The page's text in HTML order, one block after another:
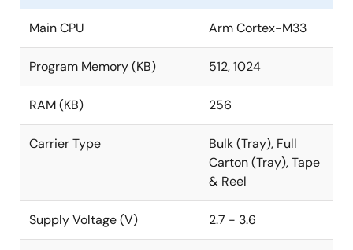
Main CPU Arm Cortex-M33
Program Memory (KB) 512, 1024
RAM (KB) 256
Carrier Type
Bulk (Tray), Full
Carton (Tray), Tape
& Reel
Supply Voltage (V) 2.7 - 3.6